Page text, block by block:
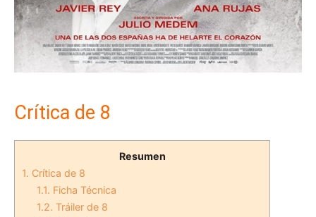
Crítica de 8
Resumen
1. Crítica de 8
1.1. Ficha Técnica
1.2. Tráiler de 8